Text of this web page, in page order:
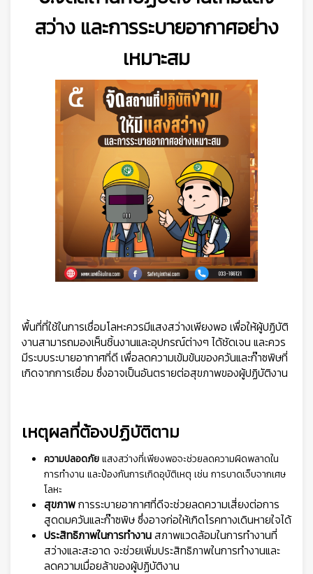
สว่าง และการระบายอากาศอย่าง
เหมาะสม
พื้นที่ที่ใช้ในการเชื่อมโลหะควรมีแสงสว่างเพียงพอ เพื่อให้ผู้ปฏิบัติ
งานสามารถมองเห็นชิ้นงานและอุปกรณ์ต่างๆ ได้ชัดเจน และควร
มีระบบระบายอากาศที่ดี เพื่อลดความเข้มข้นของควันและก๊าซพิษที่
เกิดจากการเชื่อม ซึ่งอาจเป็นอันตรายต่อสุขภาพของผู้ปฏิบัติงาน
เหตุผลที่ต้องปฏิบัติตาม
ความปลอดภัย แสงสว่างที่เพียงพอจะช่วยลดความผิดพลาดใน
การทำงาน และป้องกันการเกิดอุบัติเหตุ เช่น การบาดเจ็บจากเศษ
โลหะ
สุขภาพการระบายอากาศที่ดีจะช่วยลดความเสี่ยงต่อการ
สูดดมควันและก๊าซพิษ ซึ่งอาจก่อให้เกิดโรคทางเดินหายใจได้
ประสิทธิภาพในการทำงานสภาพแวดล้อมในการทำงานที่
สว่างและสะอาด จะช่วยเพิ่มประสิทธิภาพในการทำงานและ
ลดความเมื่อยล้าของผู้ปฏิบัติงาน